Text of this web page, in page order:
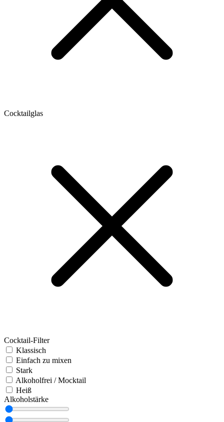
Cocktailglas
Cocktail-Filter
Klassisch
Einfach zu mixen
Stark
Alkoholfrei / Mocktail
Heiß
Alkoholstärke